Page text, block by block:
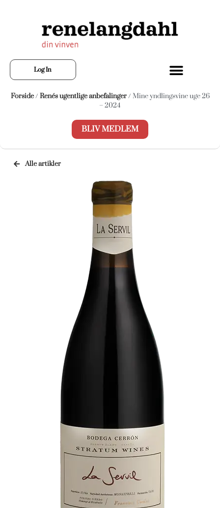
Log In
Forside/ Renés ugentlige anbefalinger/ Mine yndlingsvine uge 26
– 2024
BLIV MEDLEM
Alle artikler